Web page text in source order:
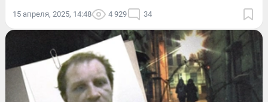
15 апреля, 2025, 14:48 4 929 34